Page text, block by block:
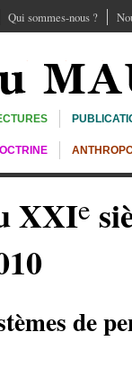
Qui sommes-nous ?
XXIe
de